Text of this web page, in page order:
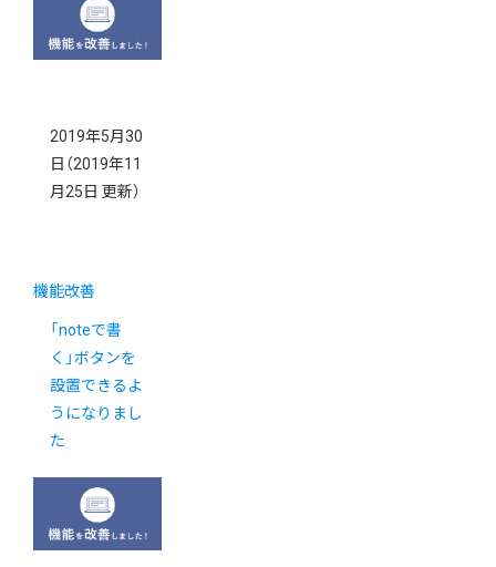
2019年5月30
日 （2019年11
月25日 更新）
機能改善
「noteで書
く」ボタンを
設置できるよ
うになりまし
た